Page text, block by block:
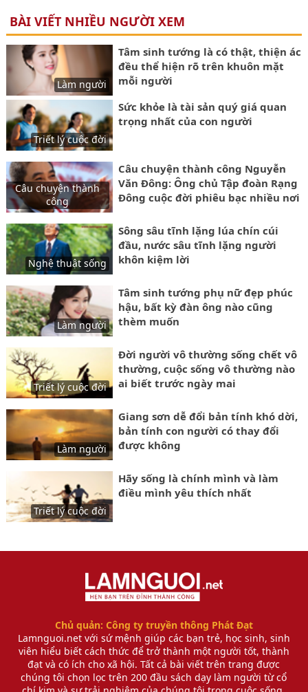
người.
BÀI VIẾT NHIỀU NGƯỜI XEM
Làm người
Tâm sinh tướng là có thật, thiện ác
đều thể hiện rõ trên khuôn mặt
mỗi người
Triết lý cuộc đời
Sức khỏe là tài sản quý giá quan
trọng nhất của con người
Câu chuyện thành
công
Câu chuyện thành công Nguyễn
Văn Đông: Ông chủ Tập đoàn Rạng
Đông cuộc đời phiêu bạc nhiều nơi
Nghệ thuật sống
Sông sâu tĩnh lặng lúa chín cúi
đầu, nước sâu tĩnh lặng người
khôn kiệm lời
Làm người
Tâm sinh tướng phụ nữ đẹp phúc
hậu, bất kỳ đàn ông nào cũng
thèm muốn
Triết lý cuộc đời
Đời người vô thường sống chết vô
thường, cuộc sống vô thường nào
ai biết trước ngày mai
Làm người
Giang sơn dễ đổi bản tính khó dời,
bản tính con người có thay đổi
được không
Triết lý cuộc đời
Hãy sống là chính mình và làm
điều mình yêu thích nhất
Chủ quản: Công ty truyền thông Phát Đạt
Lamnguoi.net với sứ mệnh giúp các bạn trẻ, học sinh, sinh
viên hiểu biết cách thức để trở thành một người tốt, thành
đạt và có ích cho xã hội. Tất cả bài viết trên trang được
chúng tôi chọn lọc trên 200 đầu sách dạy làm người từ cổ